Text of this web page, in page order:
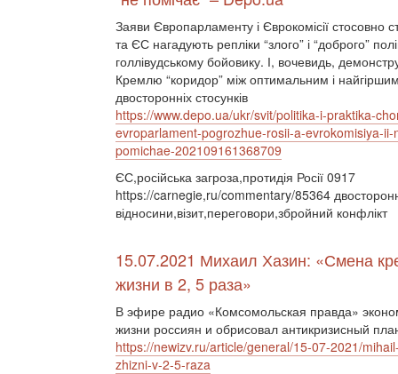
Заяви Європарламенту і Єврокомісії стосовно
та ЄС нагадують репліки “злого” і “доброго”
голлівудському бойовику. І, вочевидь,
Кремлю “коридор” між оптимальним і
двосторонніх стосунків
https://www.depo.ua/ukr/svit/politika-i-praktika-
evroparlament-pogrozhue-rosii-a-evrokomisiya-ii-
pomichae-202109161368709
ЄС,російська загроза,протидія Росії 0917
https://carnegie,ru/commentary/85364
відносини,візит,переговори,збройний конфлікт
15.07.2021 Михаил Хазин: «Смена
жизни в 2, 5 раза»
В эфире радио «Комсомольская правда»
жизни россиян и обрисовал антикризисный
https://newizv.ru/article/general/15-07-2021/
zhizni-v-2-5-raza